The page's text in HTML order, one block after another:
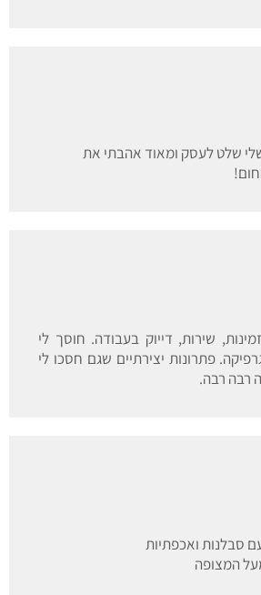
שלט לעסק ומאוד אהבתי את
שירות, דייוק בעבודה. חוסך לי
פתרונות יצירתיים שגם חסכו לי
רבה רבה.
סבלנות ואכפתיות
המצופה